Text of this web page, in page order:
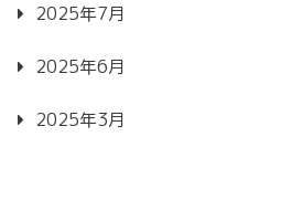
2025年7月
2025年6月
2025年3月